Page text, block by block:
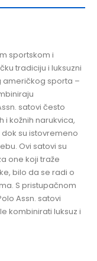
sportskom i
tradiciju i luksuzni
američkog sporta –
satovi često
i kožnih narukvica,
su istovremeno
Ovi satovi su
one koji traže
bilo da se radi o
S pristupačnom
Assn. satovi
kombinirati luksuz i